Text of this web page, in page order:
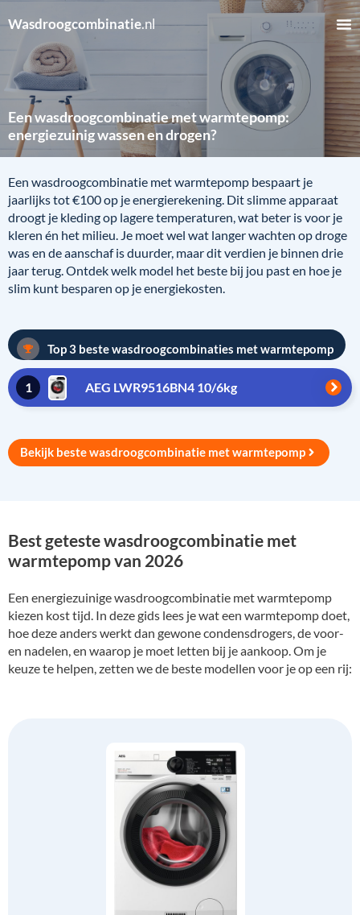
Wasdroogcombinatie.nl
Een wasdroogcombinatie met warmtepomp:
energiezuinig wassen en drogen?
Een wasdroogcombinatie met warmtepomp bespaart je
jaarlijks tot €100 op je energierekening. Dit slimme apparaat
droogt je kleding op lagere temperaturen, wat beter is voor je
kleren én het milieu. Je moet wel wat langer wachten op droge
was en de aanschaf is duurder, maar dit verdien je binnen drie
jaar terug. Ontdek welk model het beste bij jou past en hoe je
slim kunt besparen op je energiekosten.
Top 3 beste wasdroogcombinaties met warmtepomp
1 AEG LWR9516BN4 10/6kg
Bekijk beste wasdroogcombinatie met warmtepomp
Best geteste wasdroogcombinatie met
warmtepomp van 2026
Een energiezuinige wasdroogcombinatie met warmtepomp
kiezen kost tijd. In deze gids lees je wat een warmtepomp doet,
hoe deze anders werkt dan gewone condensdrogers, de voor-
en nadelen, en waarop je moet letten bij je aankoop. Om je
keuze te helpen, zetten we de beste modellen voor je op een rij: